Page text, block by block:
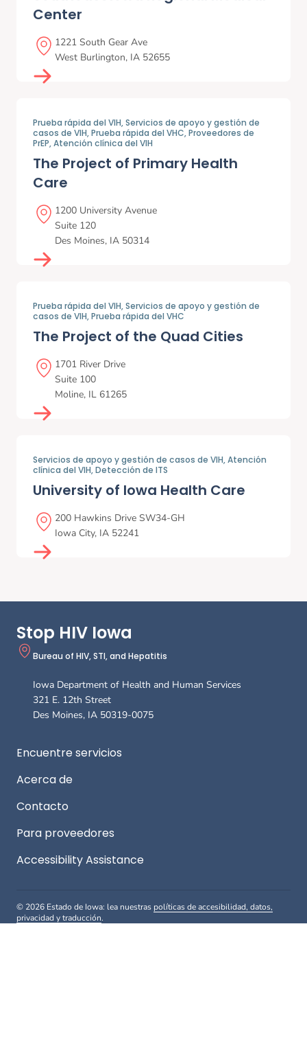
Center
1221 South Gear Ave
West Burlington, IA 52655
Prueba rápida del VIH,Servicios de apoyo y gestión de
casos de VIH,Prueba rápida del VHC,Proveedores de
PrEP,Atención clínica del VIH
The Project of Primary Health
Care
1200 University Avenue
Suite 120
Des Moines, IA 50314
Prueba rápida del VIH,Servicios de apoyo y gestión de
casos de VIH,Prueba rápida del VHC
The Project of the Quad Cities
1701 River Drive
Suite 100
Moline, IL 61265
Servicios de apoyo y gestión de casos de VIH,Atención
clínica del VIH,Detección de ITS
University of Iowa Health Care
200 Hawkins Drive SW34-GH
Iowa City, IA 52241
Stop HIV Iowa
Bureau of HIV, STI, and Hepatitis
Iowa Department of Health and Human Services
321 E. 12th Street
Des Moines, IA 50319-0075
Footer
Encuentre servicios
Acerca de
Contacto
Para proveedores
Accessibility Assistance
© 2026 Estado de Iowa: lea nuestras políticas de accesibilidad, datos,
privacidad y traducción.